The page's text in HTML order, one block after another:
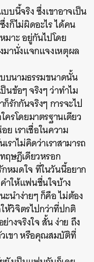
บนี้จริง ซึ่งเขาอาจเป็น
ก็ไม่ผิดอะไร ได้คน
าะ อยู่กันไปโดย
านั่งแจกแจงเหตุผล
บนามธรรมขนาดนั้น
นข้อๆ จริงๆ ว่าทำไม
ก็รักกันจริงๆ การจะไป
รโดยมาตรฐานเดียว
ย เราเชื่อในความ
าไม่คิดว่าเราสามารถ
ฤษฎีเดียวหรอก
หมดใจ ที่ในวันนี้อยาก
ำให้แฟนชื่นใจบ้าง
ะนำง่ายๆ ก็คือ ไม่ต้อง
ห้วิจิตรไปกว่าที่ปกติ
งจริงใจ สั้น ง่าย ถึง
เขา หรือคุณสมบัติที่